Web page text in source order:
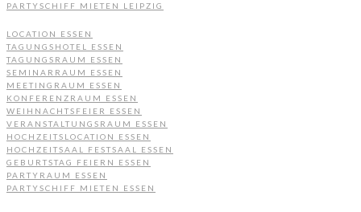
PARTYSCHIFF MIETEN LEIPZIG
LOCATION ESSEN
TAGUNGSHOTEL ESSEN
TAGUNGSRAUM ESSEN
SEMINARRAUM ESSEN
MEETINGRAUM ESSEN
KONFERENZRAUM ESSEN
WEIHNACHTSFEIER ESSEN
VERANSTALTUNGSRAUM ESSEN
HOCHZEITSLOCATION ESSEN
HOCHZEITSAAL FESTSAAL ESSEN
GEBURTSTAG FEIERN ESSEN
PARTYRAUM ESSEN
PARTYSCHIFF MIETEN ESSEN